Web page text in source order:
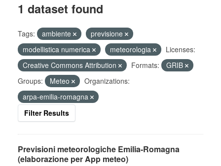
1 dataset found
Tags: ambiente
previsione
modellistica numerica
meteorologia
Licenses:
Creative Commons Attribution
Formats:
GRIB
Groups:
Meteo
Organizations:
arpa-emilia-romagna
Filter Results
Previsioni meteorologiche Emilia-Romagna
(elaborazione per App meteo)